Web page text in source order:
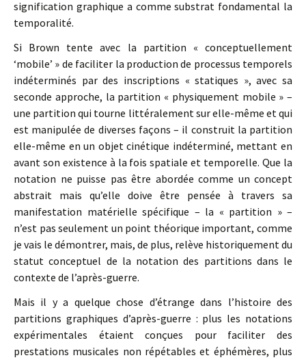
signification graphique a comme substrat fondamental la
temporalité.
Si Brown tente avec la partition « conceptuellement
‘mobile’ » de faciliter la production de processus temporels
indéterminés par des inscriptions « statiques », avec sa
seconde approche, la partition « physiquement mobile » –
une partition qui tourne littéralement sur elle-même et qui
est manipulée de diverses façons – il construit la partition
elle-même en un objet cinétique indéterminé, mettant en
avant son existence à la fois spatiale et temporelle. Que la
notation ne puisse pas être abordée comme un concept
abstrait mais qu’elle doive être pensée à travers sa
manifestation matérielle spécifique – la « partition » –
n’est pas seulement un point théorique important, comme
je vais le démontrer, mais, de plus, relève historiquement du
statut conceptuel de la notation des partitions dans le
contexte de l’après-guerre.
Mais il y a quelque chose d’étrange dans l’histoire des
partitions graphiques d’après-guerre : plus les notations
expérimentales étaient conçues pour faciliter des
prestations musicales non répétables et éphémères, plus